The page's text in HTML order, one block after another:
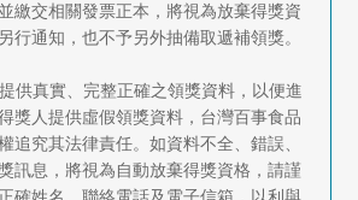
繳交相關發票正本，將視為放棄得獎資
行通知，也不予另外抽備取遞補領獎。
供真實、完整正確之領獎資料，以便進
獎人提供虛假領獎資料，台灣百事食品
追究其法律責任。如資料不全、錯誤、
訊息，將視為自動放棄得獎資格，請謹